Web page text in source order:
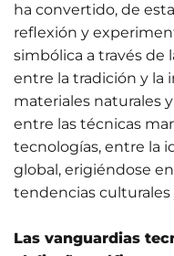
ha convertido, de
reflexión y
simbólica a través de
entre la tradición y la
materiales naturales
entre las técnicas
tecnologías, entre la
global, erigiéndose
tendencias culturales
Las vanguardias